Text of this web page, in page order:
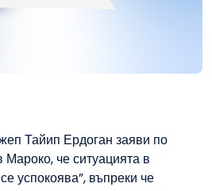
Тайип Ердоган заяви по
че ситуацията в
успокоява”, въпреки че